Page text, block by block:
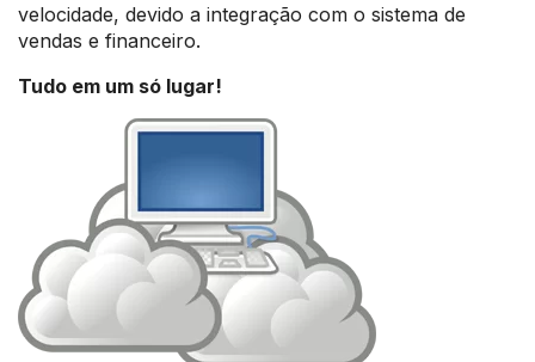
velocidade, devido a integração com o sistema de
vendas e financeiro.
Tudo em um só lugar!